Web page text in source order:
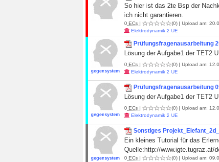
So hier ist das 2te Bsp der
ich nicht garantieren.
0 ECs | (0) | Upload am:
Elektrodynamik 2 UE
gegensystem
Prüfungsfragenausarbeitung
Lösung der Aufgabe1 der TET2
0 ECs | (0) | Upload am:
Elektrodynamik 2 UE
gegensystem
Prüfungsfragenausarbeitung
Lösung der Aufgabe1 der TET2
0 ECs | (0) | Upload am:
Elektrodynamik 2 UE
gegensystem
Sonstiges
Ein kleines Tutorial für das
Quelle:http://www.igte.tugraz.at/
0 ECs | (0) | Upload am: